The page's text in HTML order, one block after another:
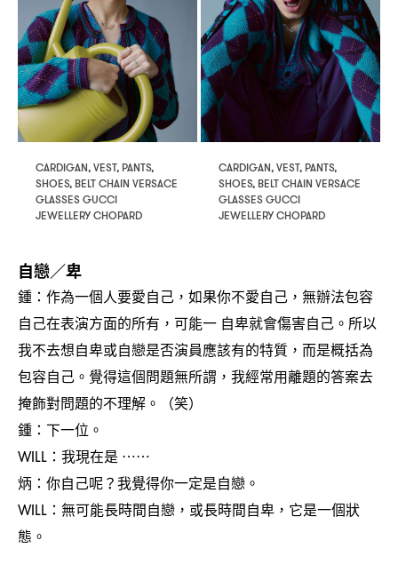
CARDIGAN, VEST, PANTS,
SHOES, BELT CHAIN VERSACE
GLASSES GUCCI
JEWELLERY CHOPARD
CARDIGAN, VEST, PANTS,
SHOES, BELT CHAIN VERSACE
GLASSES GUCCI
JEWELLERY CHOPARD
自戀／卑
鍾 ： 作為一個人要愛自己 ， 如果你不愛自己 ， 無辦法包容
自己在表演方面的所有 ， 可能一 自卑就會傷害自己。所以
我不去想自卑或自戀是否演員應該有的特質 ， 而是概括為
包容自己。覺得這個問題無所謂 ， 我經常用離題的答案去
掩飾對問題的不理解。
（笑）
鍾 ： 下一位。
WILL： 我現在是 ⋯⋯
炳 ： 你自己呢？我覺得你一定是自戀。
WILL： 無可能長時間自戀 ， 或長時間自卑 ， 它是一個狀
態。